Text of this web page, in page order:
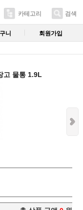
카테고리 검색
니 회원가입
고 물통 1.9L